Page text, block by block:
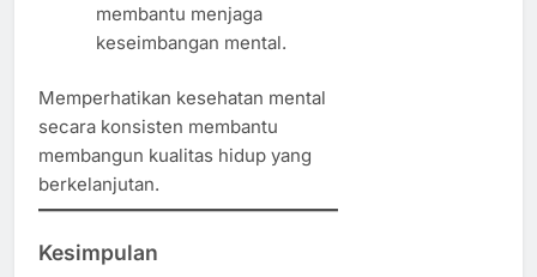
membantu menjaga
keseimbangan mental.
Memperhatikan kesehatan mental
secara konsisten membantu
membangun kualitas hidup yang
berkelanjutan.
Kesimpulan